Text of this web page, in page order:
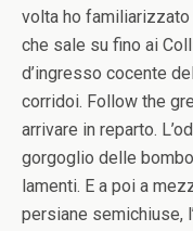
volta ho familiarizzato
che sale su fino ai
d’ingresso cocente
corridoi. Follow the
arrivare in reparto.
gorgoglio delle
lamenti. E a poi a
persiane semichiuse,